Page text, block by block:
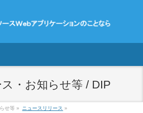
・お知らせ等 / DIP
せ等 » ニュースリリース »